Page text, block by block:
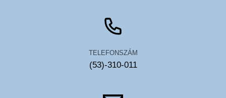
TELEFONSZÁM
(53)-310-011